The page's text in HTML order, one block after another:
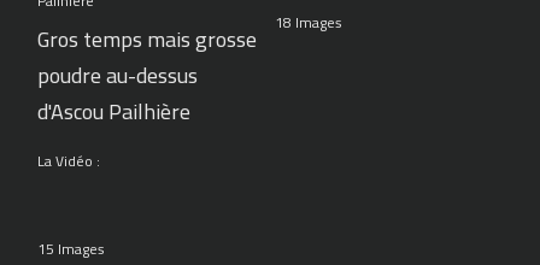
Gros temps mais grosse
poudre au-dessus
d'Ascou Pailhière
La Vidéo :
15 Images
18 Images